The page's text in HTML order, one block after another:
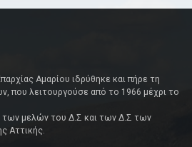
Αμαρίου ιδρύθηκε και πήρε τη
που λειτουργούσε από το 1966 μέχρι το
των μελών του Δ.Σ και των Δ.Σ των
Αττικής.